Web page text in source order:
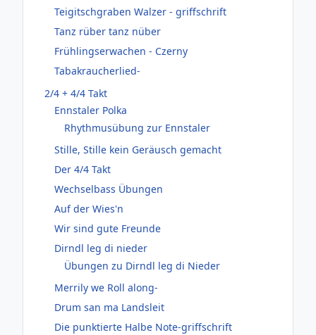
Teigitschgraben Walzer - griffschrift
Tanz rüber tanz nüber
Frühlingserwachen - Czerny
Tabakraucherlied-
2/4 + 4/4 Takt
Ennstaler Polka
Rhythmusübung zur Ennstaler
Stille, Stille kein Geräusch gemacht
Der 4/4 Takt
Wechselbass Übungen
Auf der Wies'n
Wir sind gute Freunde
Dirndl leg di nieder
Übungen zu Dirndl leg di Nieder
Merrily we Roll along-
Drum san ma Landsleit
Die punktierte Halbe Note-griffschrift